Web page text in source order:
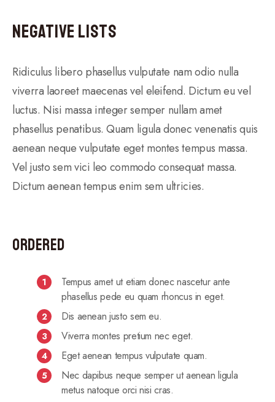
Negative Lists
Ridiculus libero phasellus vulputate nam odio nulla
viverra laoreet maecenas vel eleifend. Dictum eu vel
luctus. Nisi massa integer semper nullam amet
phasellus penatibus. Quam ligula donec venenatis quis
aenean neque vulputate eget montes tempus massa.
Vel justo sem vici leo commodo consequat massa.
Dictum aenean tempus enim sem ultricies.
Ordered
Tempus amet ut etiam donec nascetur ante
phasellus pede eu quam rhoncus in eget.
Dis aenean justo sem eu.
Viverra montes pretium nec eget.
Eget aenean tempus vulputate quam.
Nec dapibus neque semper ut aenean ligula
metus natoque orci nisi cras.